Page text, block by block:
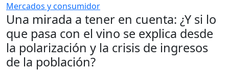
Mercados y consumidor
Una mirada a tener en cuenta: ¿Y si lo
que pasa con el vino se explica desde
la polarización y la crisis de ingresos
de la población?